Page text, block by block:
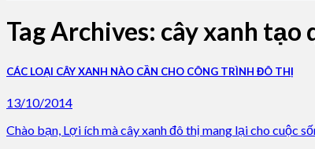
Tag Archives: cây xanh tạo
CÁC LOẠI CÂY XANH NÀO CẦN CHO CÔNG TRÌNH ĐÔ THỊ
13/10/2014
Chào bạn, Lợi ích mà cây xanh đô thị mang lại cho cuộc